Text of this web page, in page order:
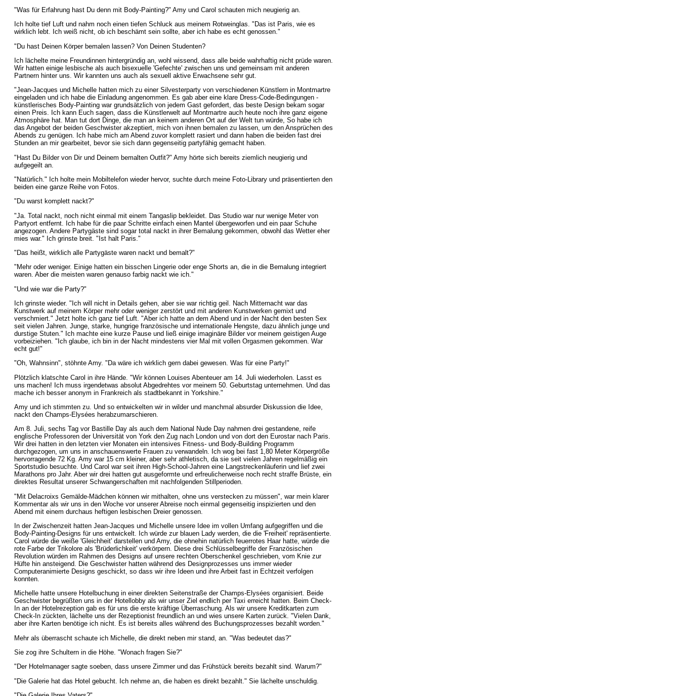
"Was für Erfahrung hast Du denn mit Body-Painting?" Amy und Carol schauten mich neugierig an.
Ich holte tief Luft und nahm noch einen tiefen Schluck aus meinem Rotweinglas. "Das ist Paris, wie es
wirklich lebt. Ich weiß nicht, ob ich beschämt sein sollte, aber ich habe es echt genossen."
"Du hast Deinen Körper bemalen lassen? Von Deinen Studenten?
Ich lächelte meine Freundinnen hintergründig an, wohl wissend, dass alle beide wahrhaftig nicht prüde waren.
Wir hatten einige lesbische als auch bisexuelle 'Gefechte' zwischen uns und gemeinsam mit anderen
Partnern hinter uns. Wir kannten uns auch als sexuell aktive Erwachsene sehr gut.
"Jean-Jacques und Michelle hatten mich zu einer Silvesterparty von verschiedenen Künstlern in Montmartre
eingeladen und ich habe die Einladung angenommen. Es gab aber eine klare Dress-Code-Bedingungen -
künstlerisches Body-Painting war grundsätzlich von jedem Gast gefordert, das beste Design bekam sogar
einen Preis. Ich kann Euch sagen, dass die Künstlerwelt auf Montmartre auch heute noch ihre ganz eigene
Atmosphäre hat. Man tut dort Dinge, die man an keinem anderen Ort auf der Welt tun würde, So habe ich
das Angebot der beiden Geschwister akzeptiert, mich von ihnen bemalen zu lassen, um den Ansprüchen des
Abends zu genügen. Ich habe mich am Abend zuvor komplett rasiert und dann haben die beiden fast drei
Stunden an mir gearbeitet, bevor sie sich dann gegenseitig partyfähig gemacht haben.
"Hast Du Bilder von Dir und Deinem bemalten Outfit?" Amy hörte sich bereits ziemlich neugierig und
aufgegeilt an.
"Natürlich." Ich holte mein Mobiltelefon wieder hervor, suchte durch meine Foto-Library und präsentierten den
beiden eine ganze Reihe von Fotos.
"Du warst komplett nackt?"
"Ja. Total nackt, noch nicht einmal mit einem Tangaslip bekleidet. Das Studio war nur wenige Meter von
Partyort entfernt. Ich habe für die paar Schritte einfach einen Mantel übergeworfen und ein paar Schuhe
angezogen. Andere Partygäste sind sogar total nackt in ihrer Bemalung gekommen, obwohl das Wetter eher
mies war." Ich grinste breit. "Ist halt Paris."
"Das heißt, wirklich alle Partygäste waren nackt und bemalt?"
"Mehr oder weniger. Einige hatten ein bisschen Lingerie oder enge Shorts an, die in die Bemalung integriert
waren. Aber die meisten waren genauso farbig nackt wie ich."
"Und wie war die Party?"
Ich grinste wieder. "Ich will nicht in Details gehen, aber sie war richtig geil. Nach Mitternacht war das
Kunstwerk auf meinem Körper mehr oder weniger zerstört und mit anderen Kunstwerken gemixt und
verschmiert." Jetzt holte ich ganz tief Luft. "Aber ich hatte an dem Abend und in der Nacht den besten Sex
seit vielen Jahren. Junge, starke, hungrige französische und internationale Hengste, dazu ähnlich junge und
durstige Stuten." Ich machte eine kurze Pause und ließ einige imaginäre Bilder vor meinem geistigen Auge
vorbeiziehen. "Ich glaube, ich bin in der Nacht mindestens vier Mal mit vollen Orgasmen gekommen. War
echt gut!"
"Oh, Wahnsinn", stöhnte Amy. "Da wäre ich wirklich gern dabei gewesen. Was für eine Party!"
Plötzlich klatschte Carol in ihre Hände. "Wir können Louises Abenteuer am 14. Juli wiederholen. Lasst es
uns machen! Ich muss irgendetwas absolut Abgedrehtes vor meinem 50. Geburtstag unternehmen. Und das
mache ich besser anonym in Frankreich als stadtbekannt in Yorkshire."
Amy und ich stimmten zu. Und so entwickelten wir in wilder und manchmal absurder Diskussion die Idee,
nackt den Champs-Elysées herabzumarschieren.
Am 8. Juli, sechs Tag vor Bastille Day als auch dem National Nude Day nahmen drei gestandene, reife
englische Professoren der Universität von York den Zug nach London und von dort den Eurostar nach Paris.
Wir drei hatten in den letzten vier Monaten ein intensives Fitness- und Body-Building Programm
durchgezogen, um uns in anschauenswerte Frauen zu verwandeln. Ich wog bei fast 1,80 Meter Körpergröße
hervorragende 72 Kg. Amy war 15 cm kleiner, aber sehr athletisch, da sie seit vielen Jahren regelmäßig ein
Sportstudio besuchte. Und Carol war seit ihren High-School-Jahren eine Langstreckenläuferin und lief zwei
Marathons pro Jahr. Aber wir drei hatten gut ausgeformte und erfreulicherweise noch recht straffe Brüste, ein
direktes Resultat unserer Schwangerschaften mit nachfolgenden Stillperioden.
"Mit Delacroixs Gemälde-Mädchen können wir mithalten, ohne uns verstecken zu müssen", war mein klarer
Kommentar als wir uns in den Woche vor unserer Abreise noch einmal gegenseitig inspizierten und den
Abend mit einem durchaus heftigen lesbischen Dreier genossen.
In der Zwischenzeit hatten Jean-Jacques und Michelle unsere Idee im vollen Umfang aufgegriffen und die
Body-Painting-Designs für uns entwickelt. Ich würde zur blauen Lady werden, die die 'Freiheit' repräsentierte.
Carol würde die weiße 'Gleichheit' darstellen und Amy, die ohnehin natürlich feuerrotes Haar hatte, würde die
rote Farbe der Trikolore als 'Brüderlichkeit' verkörpern. Diese drei Schlüsselbegriffe der Französischen
Revolution würden im Rahmen des Designs auf unsere rechten Oberschenkel geschrieben, vom Knie zur
Hüfte hin ansteigend. Die Geschwister hatten während des Designprozesses uns immer wieder
Computeranimierte Designs geschickt, so dass wir ihre Ideen und ihre Arbeit fast in Echtzeit verfolgen
konnten.
Michelle hatte unsere Hotelbuchung in einer direkten Seitenstraße der Champs-Elysées organisiert. Beide
Geschwister begrüßten uns in der Hotellobby als wir unser Ziel endlich per Taxi erreicht hatten. Beim Check-
In an der Hotelrezeption gab es für uns die erste kräftige Überraschung. Als wir unsere Kreditkarten zum
Check-In zückten, lächelte uns der Rezeptionist freundlich an und wies unsere Karten zurück. "Vielen Dank,
aber ihre Karten benötige ich nicht. Es ist bereits alles während des Buchungsprozesses bezahlt worden."
Mehr als überrascht schaute ich Michelle, die direkt neben mir stand, an. "Was bedeutet das?"
Sie zog ihre Schultern in die Höhe. "Wonach fragen Sie?"
"Der Hotelmanager sagte soeben, dass unsere Zimmer und das Frühstück bereits bezahlt sind. Warum?"
"Die Galerie hat das Hotel gebucht. Ich nehme an, die haben es direkt bezahlt." Sie lächelte unschuldig.